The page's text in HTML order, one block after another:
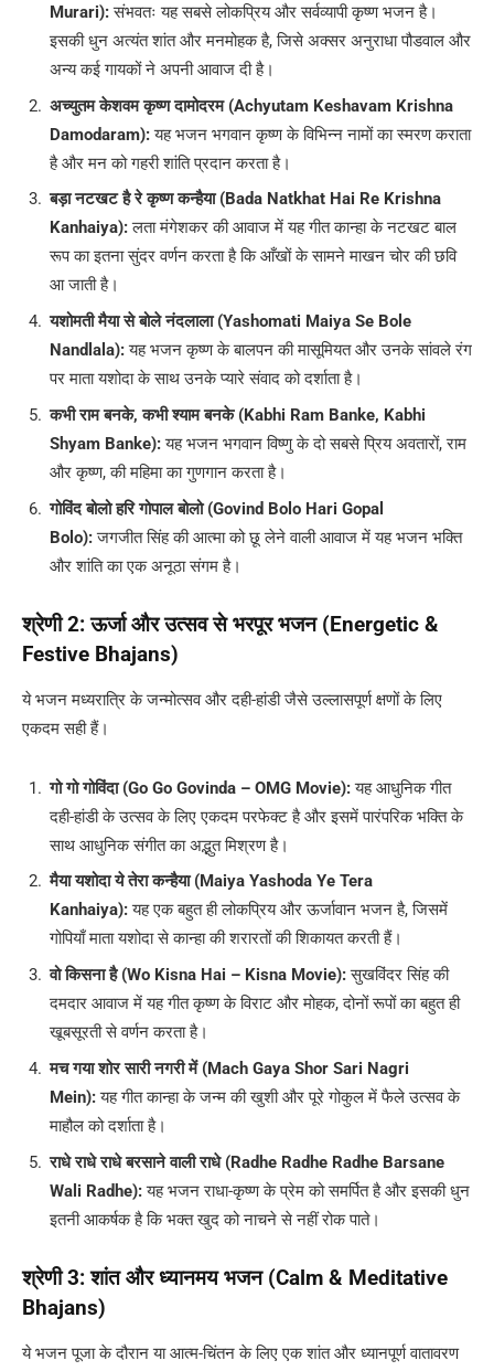
Murari):संभवतः यह सबसे लोकप्रिय और सर्वव्यापी कृष्ण भजन है।
इसकी धुन अत्यंत शांत और मनमोहक है, जिसे अक्सर अनुराधा पौडवाल और
अन्य कई गायकों ने अपनी आवाज दी है।
अच्युतम केशवम कृष्ण दामोदरम (Achyutam Keshavam Krishna
Damodaram):यह भजन भगवान कृष्ण के विभिन्न नामों का स्मरण कराता
है और मन को गहरी शांति प्रदान करता है।
बड़ा नटखट है रे कृष्ण कन्हैया (Bada Natkhat Hai Re Krishna
Kanhaiya):लता मंगेशकर की आवाज में यह गीत कान्हा के नटखट बाल
रूप का इतना सुंदर वर्णन करता है कि आँखों के सामने माखन चोर की छवि
आ जाती है।
यशोमती मैया से बोले नंदलाला (Yashomati Maiya Se Bole
Nandlala):यह भजन कृष्ण के बालपन की मासूमियत और उनके सांवले रंग
पर माता यशोदा के साथ उनके प्यारे संवाद को दर्शाता है।
कभी राम बनके, कभी श्याम बनके (Kabhi Ram Banke, Kabhi
Shyam Banke):यह भजन भगवान विष्णु के दो सबसे प्रिय अवतारों, राम
और कृष्ण, की महिमा का गुणगान करता है।
गोविंद बोलो हरि गोपाल बोलो (Govind Bolo Hari Gopal
Bolo):जगजीत सिंह की आत्मा को छू लेने वाली आवाज में यह भजन भक्ति
और शांति का एक अनूठा संगम है।
श्रेणी 2: ऊर्जा और उत्सव से भरपूर भजन (Energetic &
Festive Bhajans)
ये भजन मध्यरात्रि के जन्मोत्सव और दही-हांडी जैसे उल्लासपूर्ण क्षणों के लिए
एकदम सही हैं।
गो गो गोविंदा (Go Go Govinda – OMG Movie):यह आधुनिक गीत
दही-हांडी के उत्सव के लिए एकदम परफेक्ट है और इसमें पारंपरिक भक्ति के
साथ आधुनिक संगीत का अद्भुत मिश्रण है।
मैया यशोदा ये तेरा कन्हैया (Maiya Yashoda Ye Tera
Kanhaiya):यह एक बहुत ही लोकप्रिय और ऊर्जावान भजन है, जिसमें
गोपियाँ माता यशोदा से कान्हा की शरारतों की शिकायत करती हैं।
वो किसना है (Wo Kisna Hai – Kisna Movie):सुखविंदर सिंह की
दमदार आवाज में यह गीत कृष्ण के विराट और मोहक, दोनों रूपों का बहुत ही
खूबसूरती से वर्णन करता है।
मच गया शोर सारी नगरी में (Mach Gaya Shor Sari Nagri
Mein):यह गीत कान्हा के जन्म की खुशी और पूरे गोकुल में फैले उत्सव के
माहौल को दर्शाता है।
राधे राधे राधे बरसाने वाली राधे (Radhe Radhe Radhe Barsane
Wali Radhe):यह भजन राधा-कृष्ण के प्रेम को समर्पित है और इसकी धुन
इतनी आकर्षक है कि भक्त खुद को नाचने से नहीं रोक पाते।
श्रेणी 3: शांत और ध्यानमय भजन (Calm & Meditative
Bhajans)
ये भजन पूजा के दौरान या आत्म-चिंतन के लिए एक शांत और ध्यानपूर्ण वातावरण